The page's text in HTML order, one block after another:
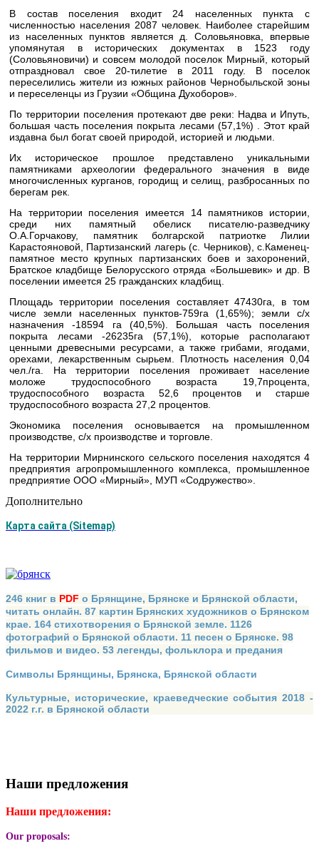
В состав поселения входит 24 населенных пункта с
численностью населения 2087 человек. Наиболее старейшим
из населенных пунктов является д. Соловьяновка, впервые
упомянутая в исторических документах в 1523 году
(Соловьяновичи) и совсем молодой поселок Мирный, который
отпраздновал свое 20-тилетие в 2011 году. В поселок
переселились жители из южных районов Чернобыльской зоны
и переселенцы из Грузии «Община Духоборов».
По территории поселения протекают две реки: Надва и Ипуть,
большая часть поселения покрыта лесами (57,1%) . Этот край
издавна был богат своей природой, историей и людьми.
Их историческое прошлое представлено уникальными
памятниками археологии федерального значения в виде
многочисленных курганов, городищ и селищ, разбросанных по
берегам рек.
На территории поселения имеется 14 памятников истории,
среди них памятный обелиск писателю-разведчику
О.А.Горчакову, памятник болгарской патриотке Лилии
Карастояновой, Партизанский лагерь (с. Черников), с.Каменец-
памятное место крупных партизанских боев и захоронений,
Братское кладбище Белорусского отряда «Большевик» и др. В
поселении имеется 25 гражданских кладбищ.
Площадь территории поселения составляет 47430га, в том
числе земли населенных пунктов-759га (1,65%); земли с/х
назначения -18594 га (40,5%). Большая часть поселения
покрыта лесами -26235га (57,1%), которые располагают
ценными древесными ресурсами, а также грибами, ягодами,
орехами, лекарственным сырьем. Плотность населения 0,04
чел./га. На территории поселения проживает население
моложе трудоспособного возраста 19,7процента,
трудоспособного возраста 52,6 процентов и старше
трудоспособного возраста 27,2 процентов.
Экономика поселения основывается на промышленном
производстве, с/х производстве и торговле.
На территории Мирнинского сельского поселения находятся 4
предприятия агропромышленного комплекса, промышленное
предприятие ООО «Мирный», МУП «Содружество».
Дополнительно
Карта сайта (Sitemap)
246 книг в PDF о Брянщине, Брянске и Брянской области,
читать онлайн. 87 картин Брянских художников о Брянском
крае. 164 стихотворения о Брянской земле. 1126
фотографий о Брянской области. 11 песен о Брянске. 98
фильмов и видео. 53 легенды, фольклора и предания
Символы Брянщины, Брянска, Брянской области
Культурные, исторические, краеведческие события 2018 -
2022 г.г. в Брянской области
Наши предложения
Наши предложения:
Our proposals: